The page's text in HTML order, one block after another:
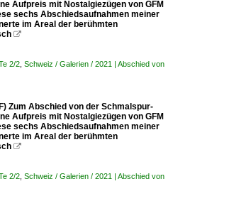
Aufpreis mit Nostalgiezügen von GFM
sechs Abschiedsaufnahmen meiner
im Areal der berühmten

2/2 Schweiz / Galerien / 2021 | Abschied von
Zum Abschied von der Schmalspur-
Aufpreis mit Nostalgiezügen von GFM
sechs Abschiedsaufnahmen meiner
im Areal der berühmten

2/2 Schweiz / Galerien / 2021 | Abschied von